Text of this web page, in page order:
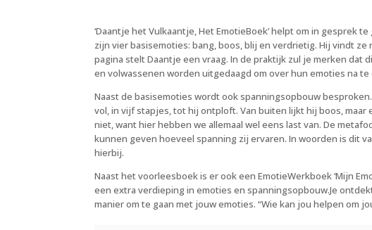
‘Daantje het Vulkaantje, Het EmotieBoek’ helpt om in gesprek
zijn vier basisemoties: bang, boos, blij en verdrietig. Hij vindt ze
pagina stelt Daantje een vraag. In de praktijk zul je merken
en volwassenen worden uitgedaagd om over hun emoties na
Naast de basisemoties wordt ook spanningsopbouw
vol, in vijf stapjes, tot hij ontploft. Van buiten lijkt hij boos, maar
niet, want hier hebben we allemaal wel eens last van. De
kunnen geven hoeveel spanning zij ervaren. In woorden is dit
hierbij.
Naast het voorleesboek is er ook een EmotieWerkboek ‘Mijn
een extra verdieping in emoties en spanningsopbouw.Je
manier om te gaan met jouw emoties. “Wie kan jou helpen om